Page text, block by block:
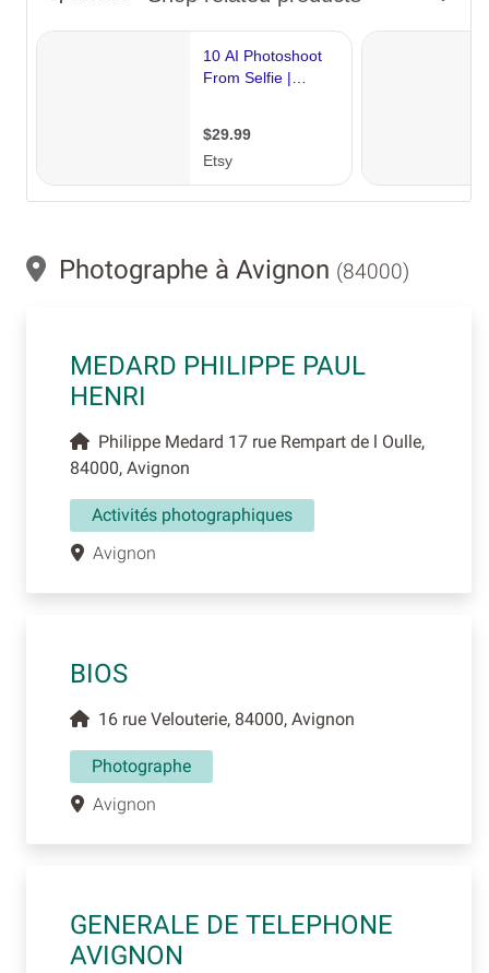
Photographe à Avignon (84000)
MEDARD PHILIPPE PAUL
HENRI
Philippe Medard 17 rue Rempart de l Oulle,
84000, Avignon
Activités photographiques
Avignon
BIOS
16 rue Velouterie, 84000, Avignon
Photographe
Avignon
GENERALE DE TELEPHONE
AVIGNON